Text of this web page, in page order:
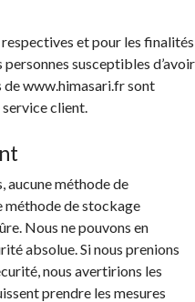
et pour les finalités
susceptibles d’avoir
de www.himasari.fr sont
client.
aucune méthode de
méthode de stockage
Nous ne pouvons en
absolue. Si nous prenions
nous avertirions les
prendre les mesures